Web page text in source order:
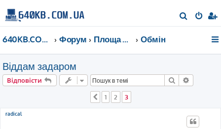
о
640KB.COM.UA Форум Площа Ринок Обмін
Віддам задаром
Відповісти Пошук
Поперед.
1 2 3
radical